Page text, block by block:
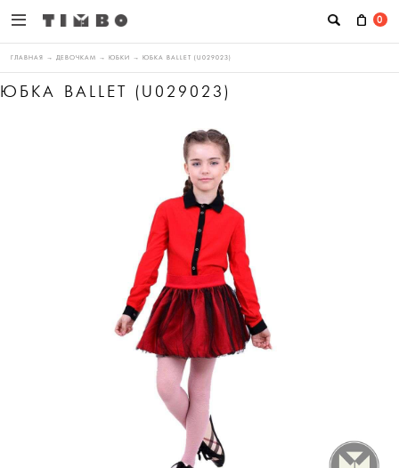
0
ГЛАВНАЯ → ДЕВОЧКАМ → ЮБКИ → ЮБКА BALLET (U029023)
ЮБКА BALLET (U029023)